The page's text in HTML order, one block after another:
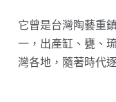
它曾是台灣陶藝重
一，出產缸、甕、
灣各地，隨著時代